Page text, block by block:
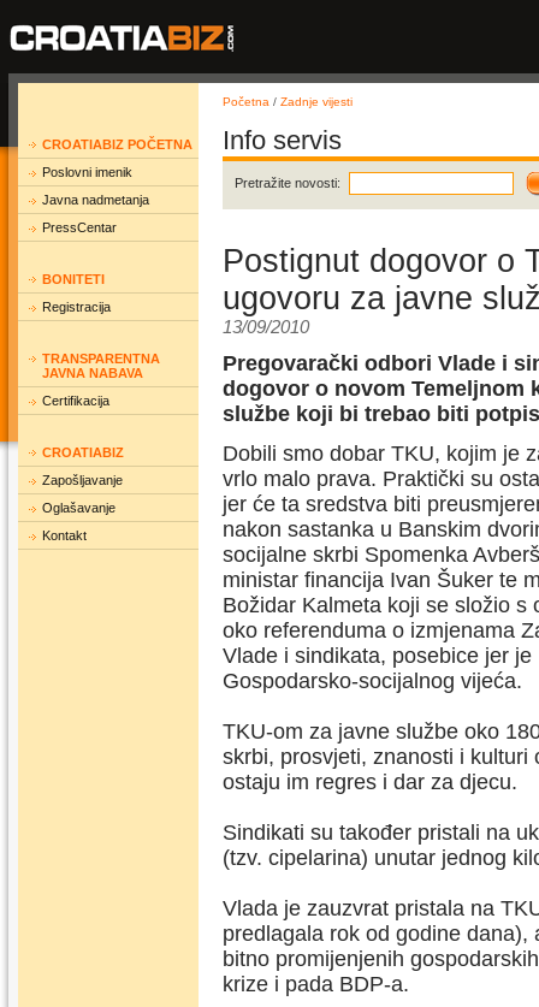
CROATIABIZ POČETNA
Poslovni imenik
Javna nadmetanja
PressCentar
BONITETI
Registracija
TRANSPARENTNA
JAVNA NABAVA
Certifikacija
CROATIABIZ
Zapošljavanje
Oglašavanje
Kontakt
Početna / Zadnje vijesti
Info servis
Pretražite novosti:
Postignut dogovor o
ugovoru za javne
13/09/2010
Pregovarački odbori Vlade i
dogovor o novom Temeljnom
službe koji bi trebao biti
Dobili smo dobar TKU, kojim je
vrlo malo prava. Praktički su
jer će ta sredstva biti
nakon sastanka u Banskim
socijalne skrbi Spomenka
ministar financija Ivan Šuker te
Božidar Kalmeta koji se složio s
oko referenduma o izmjenama
Vlade i sindikata, posebice jer
Gospodarsko-socijalnog vijeća.
TKU-om za javne službe oko
skrbi, prosvjeti, znanosti i
ostaju im regres i dar za djecu.
Sindikati su također pristali na
(tzv. cipelarina) unutar jednog
Vlada je zauzvrat pristala na
predlagala rok od godine
bitno promijenjenih
krize i pada BDP-a.